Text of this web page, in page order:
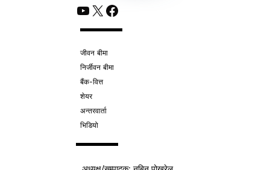
YouTube
X Facebook
जीवन बीमा
निर्जीवन बीमा
बैंक-वित्त
शेयर
अन्तरवार्ता
भिडियो